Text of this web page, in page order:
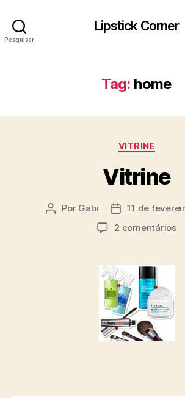
Pesquisar
Lipstick Corner
Tag: home
Categorias
VITRINE
Vitrine
Autor
Por Gabi
Data
de
11 de
2 comentáriosem